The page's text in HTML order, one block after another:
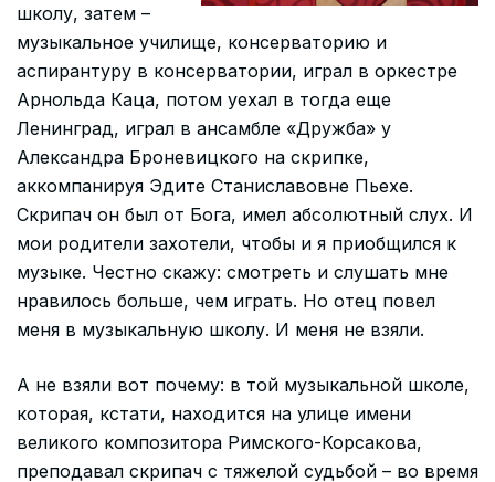
школу, затем –
музыкальное училище, консерваторию и
аспирантуру в консерватории, играл в оркестре
Арнольда Каца, потом уехал в тогда еще
Ленинград, играл в ансамбле «Дружба» у
Александра Броневицкого на скрипке,
аккомпанируя Эдите Станиславовне Пьехе.
Скрипач он был от Бога, имел абсолютный слух. И
мои родители захотели, чтобы и я приобщился к
музыке. Честно скажу: смотреть и слушать мне
нравилось больше, чем играть. Но отец повел
меня в музыкальную школу. И меня не взяли.
А не взяли вот почему: в той музыкальной школе,
которая, кстати, находится на улице имени
великого композитора Римского-Корсакова,
преподавал скрипач с тяжелой судьбой – во время